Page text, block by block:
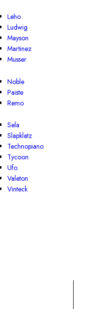
Leho
Ludwig
Mayson
Martinez
Musser
Noble
Paiste
Remo
Sela
Slapklatz
Technopiano
Tycoon
Ufo
Valeton
Vinteck